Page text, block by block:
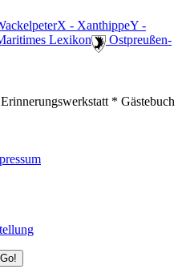
X - XanthippeY -
Lexikon
️ Ostpreußen-
* Gästebuch